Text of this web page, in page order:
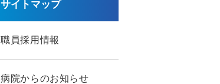
サイトマップ
職員採用情報
病院からのお知らせ